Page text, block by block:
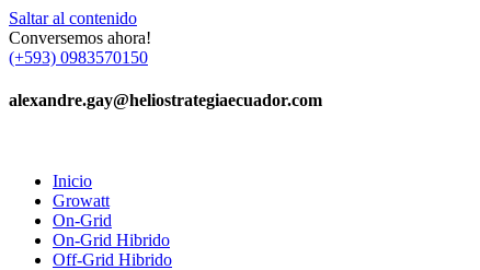
Saltar al contenido
Conversemos ahora!
(+593) 0983570150
alexandre.gay@heliostrategiaecuador.com
Inicio
Growatt
On-Grid
On-Grid Hibrido
Off-Grid Hibrido